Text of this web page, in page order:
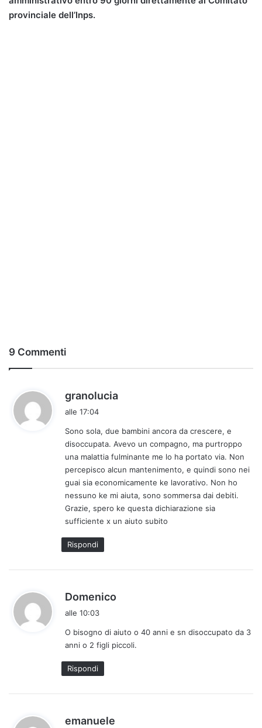
provinciale dell’Inps.
9 Commenti
granolucia
e
t
t
o
:
alle 17:04
Sono sola, due bambini ancora da crescere, e
disoccupata. Avevo un compagno, ma purtroppo
una malattia fulminante me lo ha portato via. Non
percepisco alcun mantenimento, e quindi sono nei
guai sia economicamente ke lavorativo. Non ho
nessuno ke mi aiuta, sono sommersa dai debiti.
Grazie, spero ke questa dichiarazione sia
sufficiente x un aiuto subito
Rispondi
Domenico
e
t
alle 10:03
O bisogno di aiuto o 40 anni e sn disoccupato da 3
anni o 2 figli piccoli.
Rispondi
emanuele